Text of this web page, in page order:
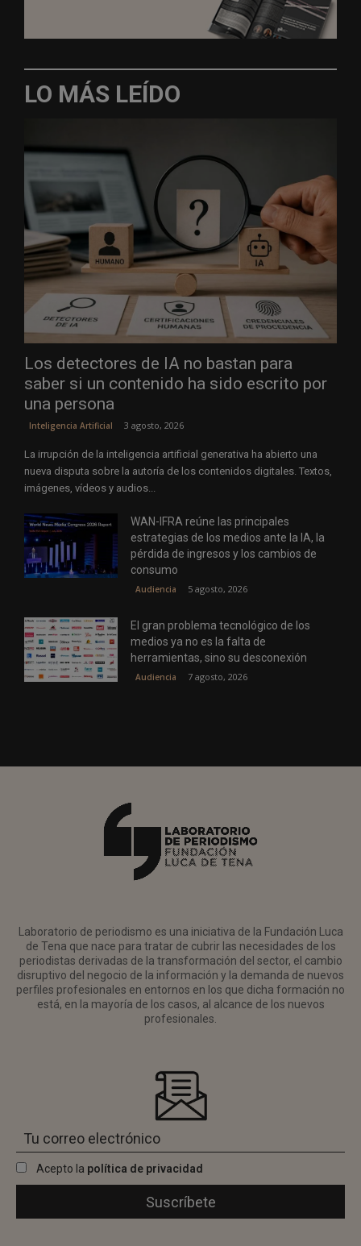
LO MÁS LEÍDO
Los detectores de IA no bastan para
saber si un contenido ha sido escrito por
una persona
Inteligencia Artificial 3 agosto, 2026
La irrupción de la inteligencia artificial generativa ha abierto una
nueva disputa sobre la autoría de los contenidos digitales. Textos,
imágenes, vídeos y audios...
WAN-IFRA reúne las principales
estrategias de los medios ante la IA, la
pérdida de ingresos y los cambios de
consumo
Audiencia 5 agosto, 2026
El gran problema tecnológico de los
medios ya no es la falta de
herramientas, sino su desconexión
Audiencia 7 agosto, 2026
Laboratorio de periodismo es una iniciativa de la Fundación Luca
de Tena que nace para tratar de cubrir las necesidades de los
periodistas derivadas de la transformación del sector, el cambio
disruptivo del negocio de la información y la demanda de nuevos
perfiles profesionales en entornos en los que dicha formación no
está, en la mayoría de los casos, al alcance de los nuevos
profesionales.
Acepto la política de privacidad